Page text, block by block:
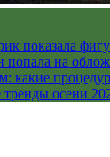
показала
попала на
какие
осени